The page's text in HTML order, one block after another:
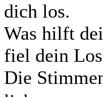
dich los.
Was hilft
fiel dein
Die